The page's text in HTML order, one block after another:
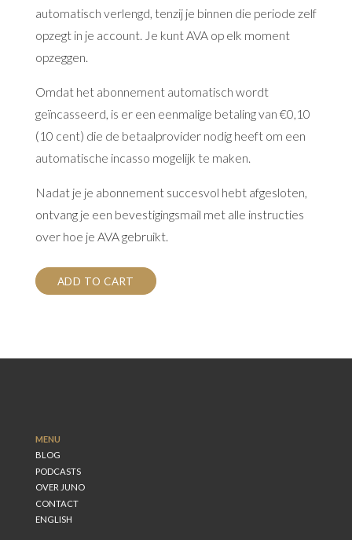
automatisch verlengd, tenzij je binnen die periode zelf
opzegt in je account. Je kunt AVA op elk moment
opzeggen.
Omdat het abonnement automatisch wordt
geïncasseerd, is er een eenmalige betaling van €0,10
(10 cent) die de betaalprovider nodig heeft om een
automatische incasso mogelijk te maken.
Nadat je je abonnement succesvol hebt afgesloten,
ontvang je een bevestigingsmail met alle instructies
over hoe je AVA gebruikt.
AVA ADD TO CART
MENU
BLOG
PODCASTS
OVER JUNO
CONTACT
ENGLISH